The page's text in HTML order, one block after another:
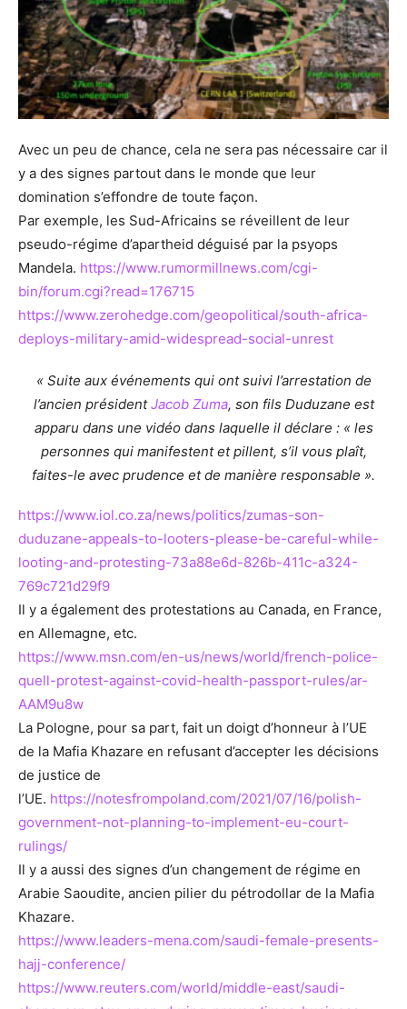
Avec un peu de chance, cela ne sera pas nécessaire car il
y a des signes partout dans le monde que leur
domination s’effondre de toute façon.
Par exemple, les Sud-Africains se réveillent de leur
pseudo-régime d’apartheid déguisé par la psyops
Mandela. https://www.rumormillnews.com/cgi-
bin/forum.cgi?read=176715
https://www.zerohedge.com/geopolitical/south-africa-
deploys-military-amid-widespread-social-unrest
« Suite aux événements qui ont suivi l’arrestation de
l’ancien présidentJacob Zuma, son fils Duduzane est
apparu dans une vidéo dans laquelle il déclare : « les
personnes qui manifestent et pillent, s’il vous plaît,
faites-le avec prudence et de manière responsable ».
https://www.iol.co.za/news/politics/zumas-son-
duduzane-appeals-to-looters-please-be-careful-while-
looting-and-protesting-73a88e6d-826b-411c-a324-
769c721d29f9
Il y a également des protestations au Canada, en France,
en Allemagne, etc.
https://www.msn.com/en-us/news/world/french-police-
quell-protest-against-covid-health-passport-rules/ar-
AAM9u8w
La Pologne, pour sa part, fait un doigt d’honneur à l’UE
de la Mafia Khazare en refusant d’accepter les décisions
de justice de
l’UE. https://notesfrompoland.com/2021/07/16/polish-
government-not-planning-to-implement-eu-court-
rulings/
Il y a aussi des signes d’un changement de régime en
Arabie Saoudite, ancien pilier du pétrodollar de la Mafia
Khazare.
https://www.leaders-mena.com/saudi-female-presents-
hajj-conference/
https://www.reuters.com/world/middle-east/saudi-